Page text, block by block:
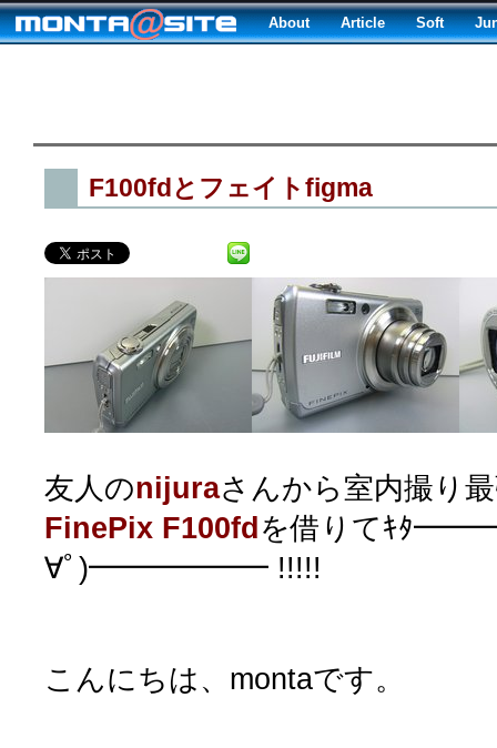
About Article Soft
F100fdとフェイトfigma
友人のnijuraさんから室内撮り
FinePix F100fdを借りてｷﾀ
∀ﾟ)━━━━━━ !!!!!
こんにちは、montaです。